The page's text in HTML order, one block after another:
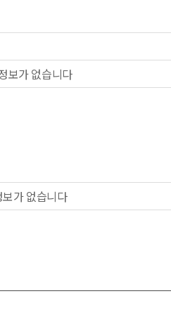
보가 없습니다
가 없습니다